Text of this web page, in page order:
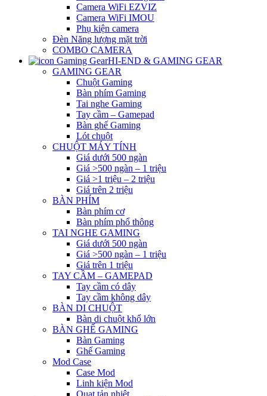
Camera WiFi EZVIZ
Camera WiFi IMOU
Phụ kiện camera
Đèn Năng lượng mặt trời
COMBO CAMERA
HI-END & GAMING GEAR
GAMING GEAR
Chuột Gaming
Bàn phím Gaming
Tai nghe Gaming
Tay cầm – Gamepad
Bàn ghế Gaming
Lót chuột
CHUỘT MÁY TÍNH
Giá dưới 500 ngàn
Giá >500 ngàn – 1 triệu
Giá >1 triệu – 2 triệu
Giá trên 2 triệu
BÀN PHÍM
Bàn phím cơ
Bàn phím phổ thông
TAI NGHE GAMING
Giá dưới 500 ngàn
Giá >500 ngàn – 1 triệu
Giá trên 1 triệu
TAY CẦM – GAMEPAD
Tay cầm có dây
Tay cầm không dây
BÀN DI CHUỘT
Bàn di chuột khổ lớn
BÀN GHẾ GAMING
Bàn Gaming
Ghế Gaming
Mod Case
Case Mod
Linh kiện Mod
Quạt tản nhiệt